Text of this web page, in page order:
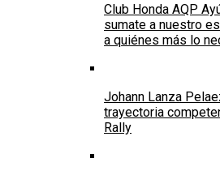
Club Honda AQP
sumate a nuestro
a quiénes más lo
Johann Lanza
trayectoria
Rally